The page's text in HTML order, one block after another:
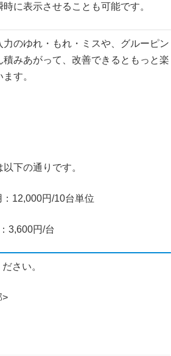
に表示させることも可能です。
のゆれ・もれ・ミスや、グルーピン
みあがって、改善できるともっと楽
す。
下の通りです。
円/10台単位
円/台
さい。
部>